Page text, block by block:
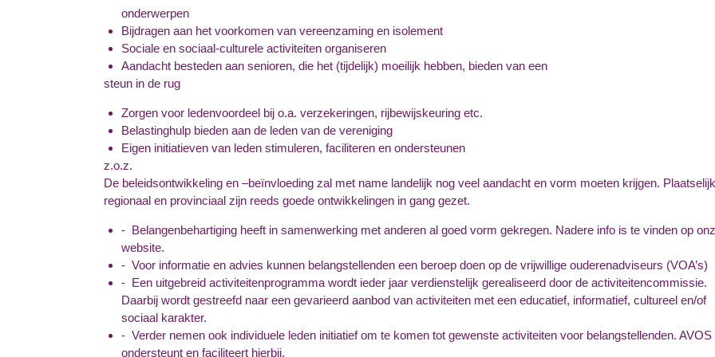
onderwerpen
Bijdragen aan het voorkomen van vereenzaming en isolement
Sociale en sociaal-culturele activiteiten organiseren
Aandacht besteden aan senioren, die het (tijdelijk) moeilijk hebben, bieden van een
steun in de rug
Zorgen voor ledenvoordeel bij o.a. verzekeringen, rijbewijskeuring etc.
Belastinghulp bieden aan de leden van de vereniging
Eigen initiatieven van leden stimuleren, faciliteren en ondersteunen
z.o.z.
De beleidsontwikkeling en –beïnvloeding zal met name landelijk nog veel aandacht en vorm moeten krijgen.
regionaal en provinciaal zijn reeds goede ontwikkelingen in gang gezet.
- Belangenbehartiging heeft in samenwerking met anderen al goed vorm gekregen. Nadere info is te vinden op
website.
- Voor informatie en advies kunnen belangstellenden een beroep doen op de vrijwillige ouderenadviseurs (VOA’s)
- Een uitgebreid activiteitenprogramma wordt ieder jaar verdienstelijk gerealiseerd door de activiteitencommissie.
Daarbij wordt gestreefd naar een gevarieerd aanbod van activiteiten met een educatief, informatief, cultureel en/of
sociaal karakter.
- Verder nemen ook individuele leden initiatief om te komen tot gewenste activiteiten voor belangstellenden. AVOS
ondersteunt en faciliteert hierbij.